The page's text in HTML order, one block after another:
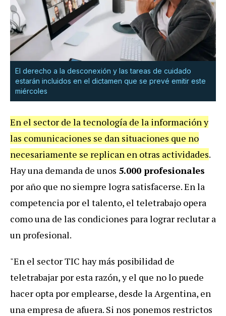
El derecho a la desconexión y las tareas de cuidado
estarán incluidos en el dictamen que se prevé emitir este
miércoles
En el sector de la tecnología de la información y
las comunicaciones se dan situaciones que no
necesariamente se replican en otras actividades.
Hay una demanda de unos 5.000 profesionales
por año que no siempre logra satisfacerse. En la
competencia por el talento, el teletrabajo opera
como una de las condiciones para lograr reclutar a
un profesional.
"En el sector TIC hay más posibilidad de
teletrabajar por esta razón, y el que no lo puede
hacer opta por emplearse, desde la Argentina, en
una empresa de afuera. Si nos ponemos restrictos